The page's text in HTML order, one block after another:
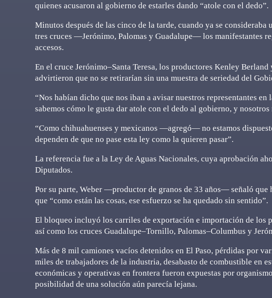
quienes acusaron al gobierno de estarles dando “atole con el dedo”.
Minutos después de las cinco de la tarde, cuando ya se
tres cruces —Jerónimo, Palomas y Guadalupe— los manifestantes
accesos.
En el cruce Jerónimo–Santa Teresa, los productores Kenley
advirtieron que no se retirarían sin una muestra de seriedad del
“Nos habían dicho que nos iban a avisar nuestros representantes
sabemos cómo le gusta dar atole con el dedo al gobierno, y
“Como chihuahuenses y mexicanos —agregó— no estamos
dependen de que no pase esta ley como la quieren pasar”.
La referencia fue a la Ley de Aguas Nacionales, cuya aprobación
Diputados.
Por su parte, Weber —productor de granos de 33 años— señaló que
que “como están las cosas, ese esfuerzo se ha quedado sin sentido”.
El bloqueo incluyó los carriles de exportación e importación de los
así como los cruces Guadalupe–Tornillo, Palomas–Columbus y
Más de 8 mil camiones vacíos detenidos en El Paso, pérdidas por
miles de trabajadores de la industria, desabasto de combustible en
económicas y operativas en frontera fueron expuestas por
posibilidad de una solución aún parecía lejana.